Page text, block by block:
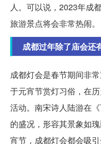
人。可以说，2023年成
旅游景点将会非常热闹。
成都过年除了庙会还
成都灯会是春节期间非
于元宵节赏灯习俗，在
活动。南宋诗人陆游在
的盛况，形容其景象如
宵节，成都灯会都会吸